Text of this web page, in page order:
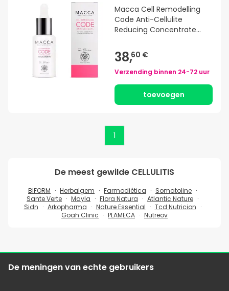
Macca Cell Remodelling
Code Anti-Cellulite
Reducing Concentrate
38,60 €
Verzending binnen 24-72 uur
toevoegen
1
De meest gewilde CELLULITIS
BIFORM Herbalgem Farmodiética
Somatoline
Sante Verte
Mayla Flora Natura
Atlantic Nature
Sidn
Arkopharma Nature Essential
Tcd Nutricion
Goah Clinic
PLAMECA Nutreov
De meningen van echte gebruikers